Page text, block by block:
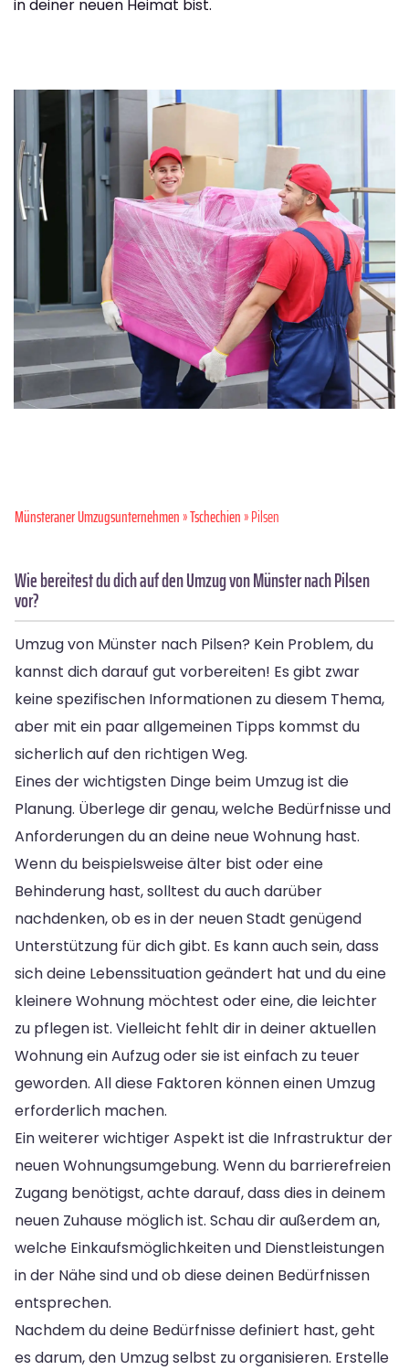
in deiner neuen Heimat bist.
Münsteraner Umzugsunternehmen»Tschechien» Pilsen
Wie bereitest du dich auf den Umzug von Münster nach Pilsen
vor?
Umzug von Münster nach Pilsen? Kein Problem, du
kannst dich darauf gut vorbereiten! Es gibt zwar
keine spezifischen Informationen zu diesem Thema,
aber mit ein paar allgemeinen Tipps kommst du
sicherlich auf den richtigen Weg.
Eines der wichtigsten Dinge beim Umzug ist die
Planung. Überlege dir genau, welche Bedürfnisse und
Anforderungen du an deine neue Wohnung hast.
Wenn du beispielsweise älter bist oder eine
Behinderung hast, solltest du auch darüber
nachdenken, ob es in der neuen Stadt genügend
Unterstützung für dich gibt. Es kann auch sein, dass
sich deine Lebenssituation geändert hat und du eine
kleinere Wohnung möchtest oder eine, die leichter
zu pflegen ist. Vielleicht fehlt dir in deiner aktuellen
Wohnung ein Aufzug oder sie ist einfach zu teuer
geworden. All diese Faktoren können einen Umzug
erforderlich machen.
Ein weiterer wichtiger Aspekt ist die Infrastruktur der
neuen Wohnungsumgebung. Wenn du barrierefreien
Zugang benötigst, achte darauf, dass dies in deinem
neuen Zuhause möglich ist. Schau dir außerdem an,
welche Einkaufsmöglichkeiten und Dienstleistungen
in der Nähe sind und ob diese deinen Bedürfnissen
entsprechen.
Nachdem du deine Bedürfnisse definiert hast, geht
es darum, den Umzug selbst zu organisieren. Erstelle